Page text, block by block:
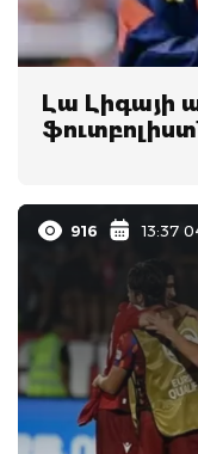
Լա Լիգայի
916 13:37